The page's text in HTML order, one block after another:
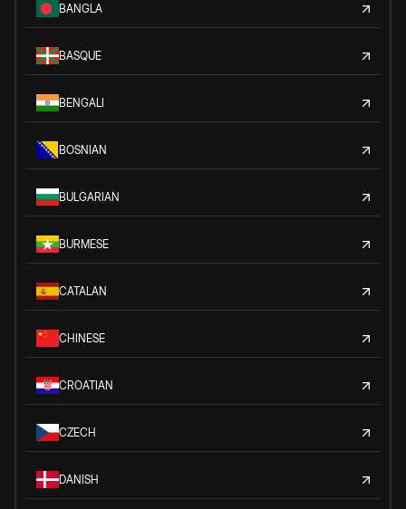
BANGLA
BASQUE
BENGALI
BOSNIAN
BULGARIAN
BURMESE
CATALAN
CHINESE
CROATIAN
CZECH
DANISH